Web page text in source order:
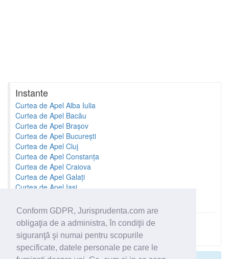
Conform GDPR, Jurisprudenta.com are
obligaţia de a administra, în condiţii de
siguranţă şi numai pentru scopurile
specificate, datele personale pe care le
Instante
Curtea de Apel Alba Iulia
Curtea de Apel Bacău
Curtea de Apel Brașov
Curtea de Apel București
Curtea de Apel Cluj
Curtea de Apel Constanța
Curtea de Apel Craiova
Curtea de Apel Galați
Curtea de Apel Iași
Toate instantele